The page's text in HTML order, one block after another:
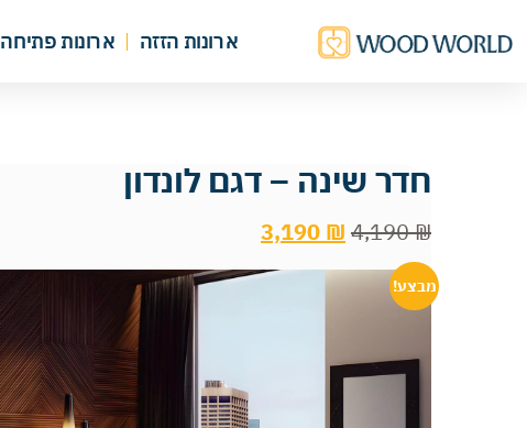
ארונות הזזה ארונות פתיחה
חדר שינה – דגם לונדון
4,190₪
3,190 ₪
מבצע!